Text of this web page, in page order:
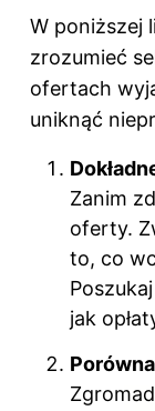
W poniższej
zrozumieć
ofertach
uniknąć
Zanim
oferty.
to, co
jak